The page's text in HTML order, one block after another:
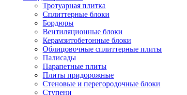
Тротуарная плитка
Cплиттерные блоки
Бордюры
Вентиляционные блоки
Керамзитобетонные блоки
Облицовочные сплиттерные плиты
Палисады
Парапетные плиты
Плиты придорожные
Стеновые и перегородочные блоки
Ступени